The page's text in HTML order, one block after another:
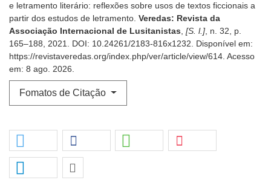
e letramento literário: reflexões sobre usos de textos ficcionais a
partir dos estudos de letramento. Veredas: Revista da
Associação Internacional de Lusitanistas, [S. l.], n. 32, p.
165–188, 2021. DOI: 10.24261/2183-816x1232. Disponível em:
https://revistaveredas.org/index.php/ver/article/view/614. Acesso
em: 8 ago. 2026.
Fomatos de Citação